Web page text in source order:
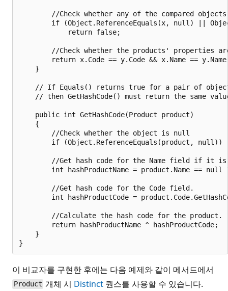
//Check whether any of the compared
if (Object.ReferenceEquals(x, null) ||
            return false;
//Check whether the products' properties
return x.Code == y.Code && x.Name ==
    }
// If Equals() returns true for a pair of
// then GetHashCode() must return the same
    public int GetHashCode(Product product)
    {
        //Check whether the object is null
if (Object.ReferenceEquals(product, null))
//Get hash code for the Name field if it
int hashProductName = product.Name == null
        //Get hash code for the Code field.
int hashProductCode =
        //Calculate the hash code for the product.
        return hashProductName ^ hashProductCode;
    }
이 비교자를 구현한 후에는 다음 예제와 같이 메서드에서
Product 개체 시 Distinct 퀀스를 사용할 수 있습니다.